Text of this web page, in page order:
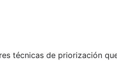
técnicas de priorización